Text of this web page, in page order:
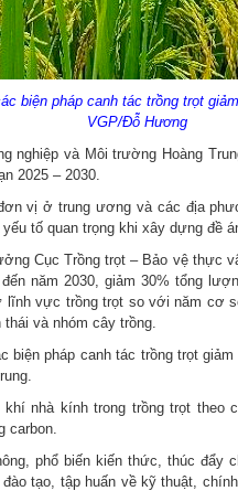
biện pháp canh tác trồng trọt
VGP/Đỗ Hương
nghiệp và Môi trường Hoàng
2025 – 2030.
vị ở trung ương và các địa
tố quan trọng khi xây dựng đề
Cục Trồng trọt – Bảo vệ thực
năm 2030, giảm 30% tổng
vực trồng trọt so với năm cơ
và nhóm cây trồng.
biện pháp canh tác trồng trọt
nhà kính trong trồng trọt theo
carbon.
phổ biến kiến thức, thúc đẩy
tạo, tập huấn về kỹ thuật,